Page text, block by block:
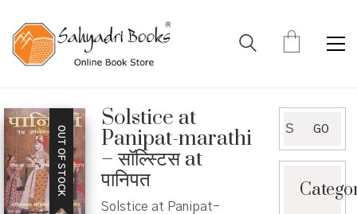
OUT OF STOCK
Solstice at
Panipat-marathi
– सॉल्स्टिस at
पानिपत
Solstice at Panipat-
for:
GO